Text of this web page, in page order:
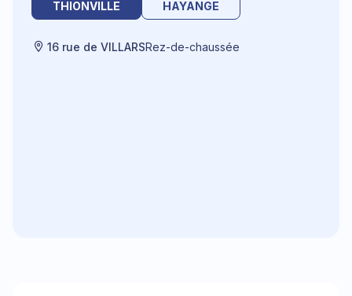
THIONVILLE HAYANGE
16 rue de VILLARSRez-de-chaussée